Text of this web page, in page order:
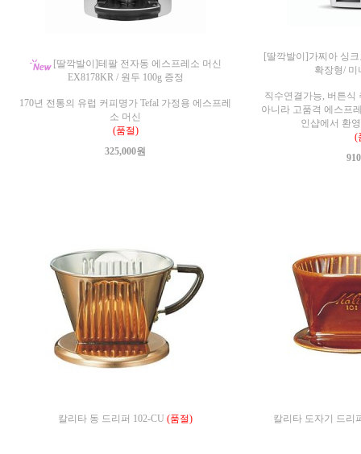
[딸깍발이]테팔 전자동 에스프레소 머신
EX8178KR / 원두 100g 증정
170년 전통의 유럽 커피명가 Tefal 가정용 에스프레
소 머신
(품절)
325,000원
[딸깍발이]가찌아 싱
확장형/ 미
직수연결가능, 버튼식
아니라 고품격 에스프
인샵에서 환
(
칼리타 동 드리퍼 102-CU (품절) 칼리타 도자기 드리